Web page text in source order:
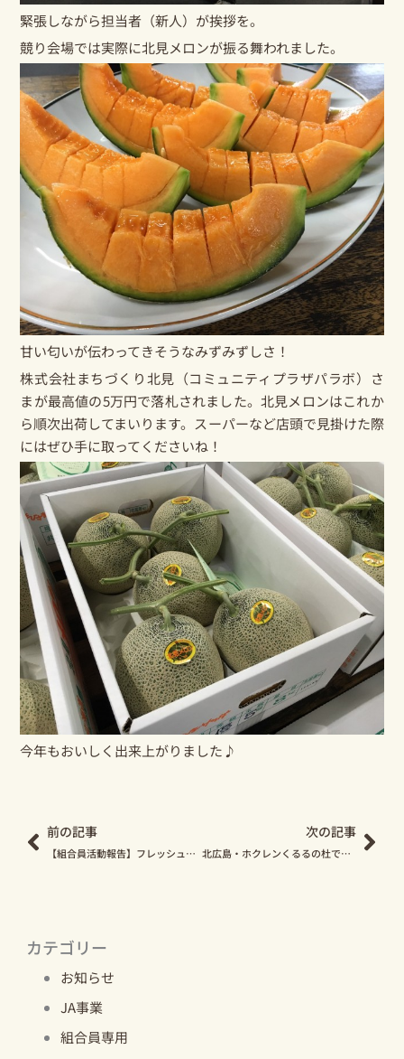
カテゴリー
お知らせ
JA事業
組合員専用
緊張しながら担当者（新人）が挨拶を。
競り会場では実際に北見メロンが振る舞われました。
甘い匂いが伝わってきそうなみずみずしさ！
株式会社まちづくり北見（コミュニティプラザパラボ）さ
まが最高値の5万円で落札されました。北見メロンはこれか
ら順次出荷してまいります。スーパーなど店頭で見掛けた際
にはぜひ手に取ってくださいね！
今年もおいしく出来上がりました♪
前の記事
【組合員活動報告】フレッシュミズが今年度1回目の学習会を行いました
次の記事
北広島・ホクレンくるるの杜で「給食のコロッケ」と「麦香旨 麦まるごとうどん 平打ち」の試食販売を行います！